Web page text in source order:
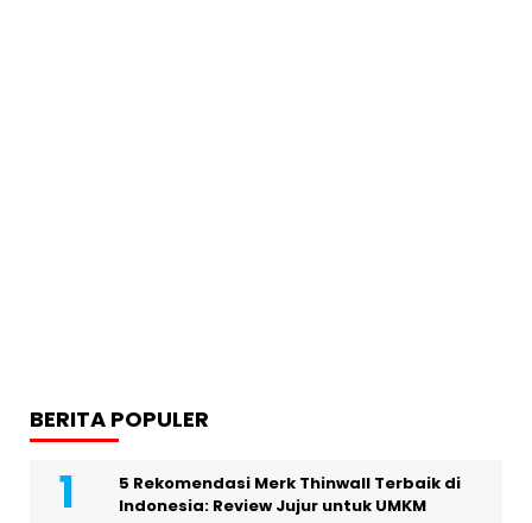
BERITA POPULER
5 Rekomendasi Merk Thinwall Terbaik di
Indonesia: Review Jujur untuk UMKM